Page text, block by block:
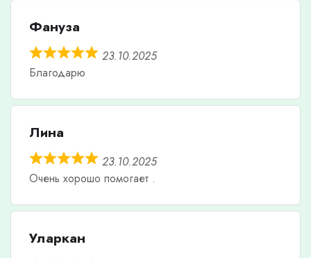
Фануза
23.10.2025
Благодарю
Лина
23.10.2025
Очень хорошо помогает .
Уларкан